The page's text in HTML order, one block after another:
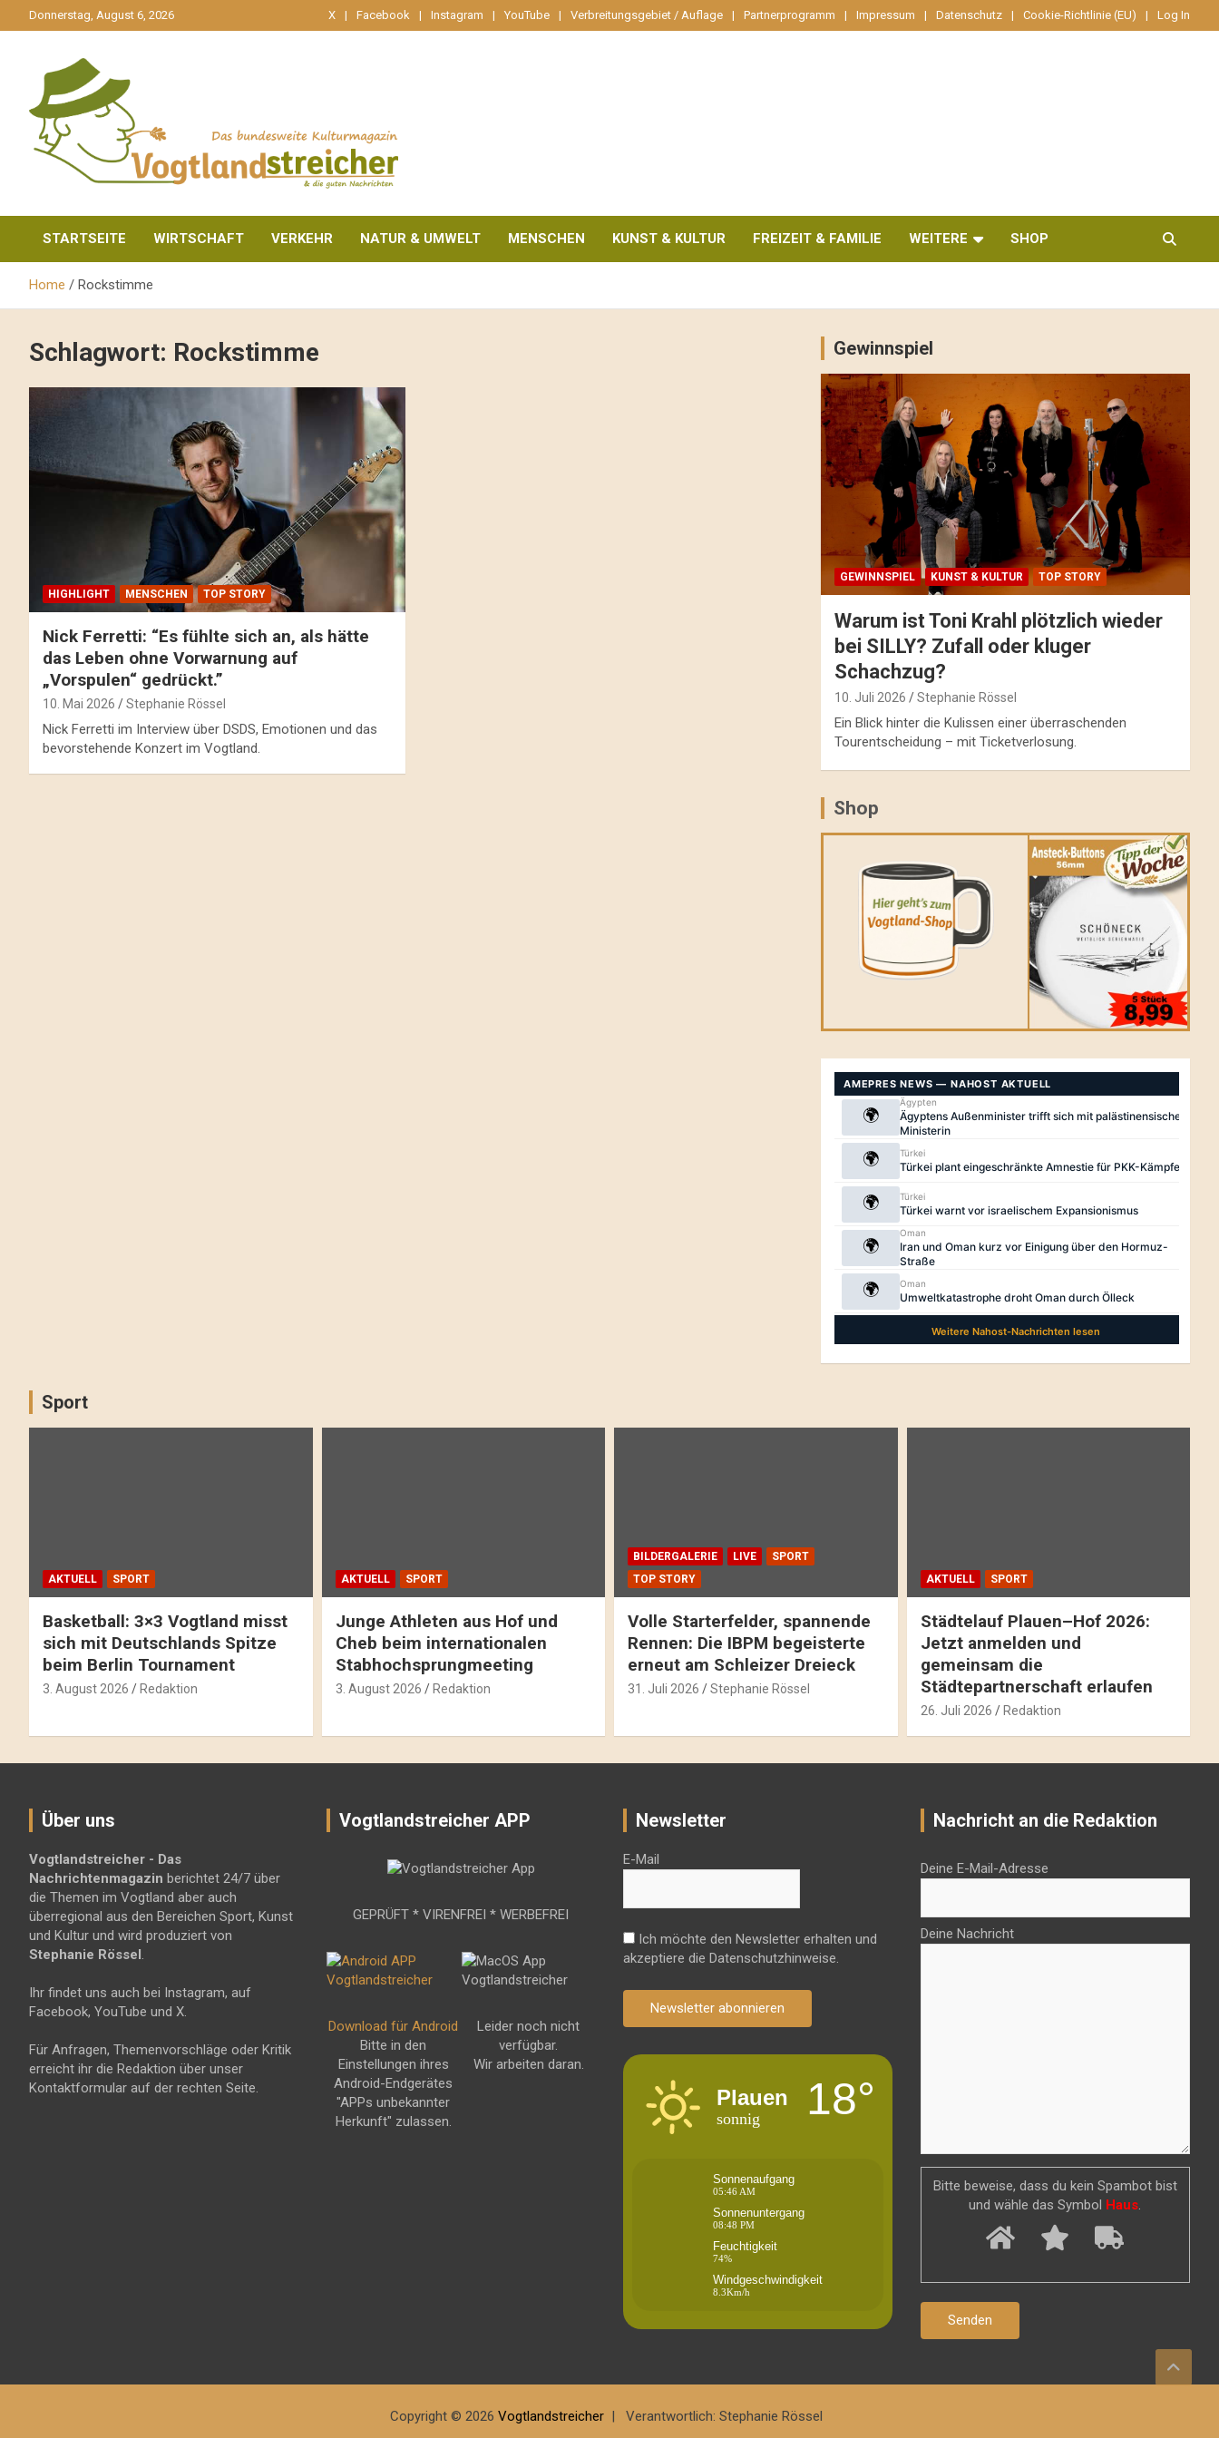
zum
Donnerstag, August 6, 2026 X Facebook Instagram YouTube Verbreitungsgebiet / Auflage Partnerprogramm Impressum Datenschutz Cookie-Richtlinie (EU) Log In
Vogtlandstreicher
STARTSEITE WIRTSCHAFT VERKEHR NATUR & UMWELT MENSCHEN KUNST & KULTUR FREIZEIT & FAMILIE WEITERE SHOP
Home Rockstimme
Schlagwort: Rockstimme
HIGHLIGHT MENSCHEN TOP STORY
Nick Ferretti: “Es fühlte sich an, als hätte
das Leben ohne Vorwarnung auf
„Vorspulen“ gedrückt.”
10. Mai 2026 Stephanie Rössel
Nick Ferretti im Interview über DSDS, Emotionen und das
bevorstehende Konzert im Vogtland.
Gewinnspiel
GEWINNSPIEL KUNST & KULTUR TOP STORY
Warum ist Toni Krahl plötzlich wieder
bei SILLY? Zufall oder kluger
Schachzug?
10. Juli 2026 Stephanie Rössel
Ein Blick hinter die Kulissen einer überraschenden
Tourentscheidung – mit Ticketverlosung.
Shop
Sport
AKTUELL SPORT
Basketball: 3×3 Vogtland misst
sich mit Deutschlands Spitze
beim Berlin Tournament
3. August 2026 Redaktion
AKTUELL SPORT
Junge Athleten aus Hof und
Cheb beim internationalen
Stabhochsprungmeeting
3. August 2026 Redaktion
BILDERGALERIE LIVE
SPORT
TOP STORY
Volle Starterfelder, spannende
Rennen: Die IBPM begeisterte
erneut am Schleizer Dreieck
31. Juli 2026 Stephanie Rössel
AKTUELL SPORT
Städtelauf Plauen–Hof 2026:
Jetzt anmelden und
gemeinsam die
Städtepartnerschaft erlaufen
26. Juli 2026 Redaktion
Über uns
Vogtlandstreicher - Das
Nachrichtenmagazin berichtet 24/7 über
die Themen im Vogtland aber auch
überregional aus den Bereichen Sport, Kunst
und Kultur und wird produziert von
Stephanie Rössel.
Ihr findet uns auch bei Instagram, auf
Facebook, YouTube und X.
Für Anfragen, Themenvorschläge oder Kritik
erreicht ihr die Redaktion über unser
Kontaktformular auf der rechten Seite.
Vogtlandstreicher APP
GEPRÜFT * VIRENFREI * WERBEFREI
Download für Android
Bitte in den
Einstellungen ihres
Android-Endgerätes
"APPs unbekannter
Herkunft" zulassen.
Leider noch nicht
verfügbar.
Wir arbeiten daran.
Newsletter
E-Mail
Ich möchte den Newsletter erhalten und
akzeptiere die Datenschutzhinweise.
Newsletter abonnieren
Plauen
sonnig 18°
Sonnenaufgang
05:46 AM
Sonnenuntergang
08:48 PM
Feuchtigkeit
74%
Windgeschwindigkeit
8.3Km/h
Nachricht an die Redaktion
Deine E-Mail-Adresse
Deine Nachricht
Bitte beweise, dass du kein Spambot bist
und wähle das Symbol Haus.
Copyright © 2026 Vogtlandstreicher Verantwortlich: Stephanie Rössel